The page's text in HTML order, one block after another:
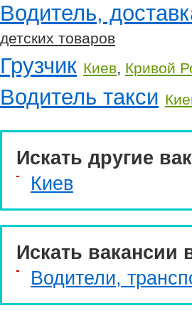
Водитель,
детских товаров
Грузчик Киев, Кривой
Водитель такси
Искать другие
Киев
Искать вакансии
Водители,